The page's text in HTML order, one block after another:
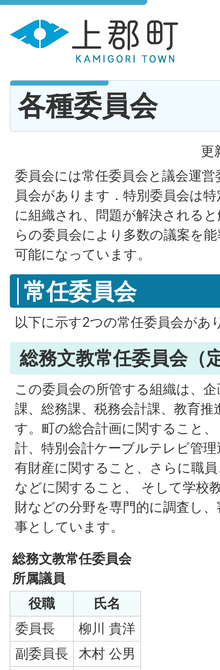
各種委員会
更
委員会には常任委員会と議会運
員会があります．特別委員会は
に組織され、問題が解決される
らの委員会により多数の議案を
可能になっています。
常任委員会
以下に示す2つの常任委員会があ
総務文教常任委員会（
この委員会の所管する組織は、
課、総務課、税務会計課、教育推
す。町の総合計画に関すること
計、特別会計ケーブルテレビ管
有財産に関すること、さらに職
などに関すること、 そして学校
財などの分野を専門的に調査し
事としています。
総務文教常任委員会
所属議員
役職
氏名
委員長
柳川 貴洋
副委員長
木村 公男